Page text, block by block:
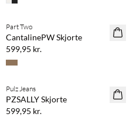
NYHED
Part Two
CantalinePW Skjorte
599,95 kr.
NYHED
Pulz Jeans
PZSALLY Skjorte
599,95 kr.